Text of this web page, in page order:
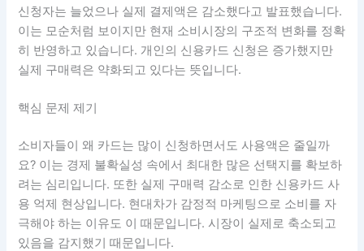
신청자는 늘었으나 실제 결제액은 감소했다고 발표했습니다.
이는 모순처럼 보이지만 현재 소비시장의 구조적 변화를 정확
히 반영하고 있습니다. 개인의 신용카드 신청은 증가했지만
실제 구매력은 약화되고 있다는 뜻입니다.
핵심 문제 제기
소비자들이 왜 카드는 많이 신청하면서도 사용액은 줄일까
요? 이는 경제 불확실성 속에서 최대한 많은 선택지를 확보하
려는 심리입니다. 또한 실제 구매력 감소로 인한 신용카드 사
용 억제 현상입니다. 현대차가 감정적 마케팅으로 소비를 자
극해야 하는 이유도 이 때문입니다. 시장이 실제로 축소되고
있음을 감지했기 때문입니다.